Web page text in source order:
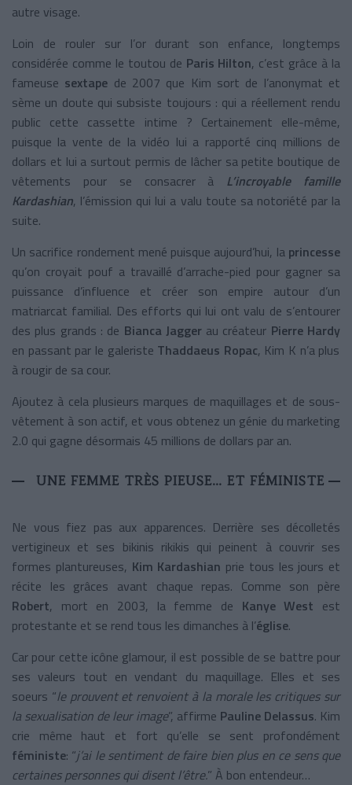
autre visage.
Loin de rouler sur l’or durant son enfance, longtemps
considérée comme le toutou de Paris Hilton, c’est grâce à la
fameuse sextape de 2007 que Kim sort de l’anonymat et
sème un doute qui subsiste toujours : qui a réellement rendu
public cette cassette intime ? Certainement elle-même,
puisque la vente de la vidéo lui a rapporté cinq millions de
dollars et lui a surtout permis de lâcher sa petite boutique de
vêtements pour se consacrer à L’incroyable famille
Kardashian, l’émission qui lui a valu toute sa notoriété par la
suite.
Un sacrifice rondement mené puisque aujourd’hui, la princesse
qu’on croyait pouf a travaillé d’arrache-pied pour gagner sa
puissance d’influence et créer son empire autour d’un
matriarcat familial. Des efforts qui lui ont valu de s’entourer
des plus grands : de Bianca Jagger au créateur Pierre Hardy
en passant par le galeriste Thaddaeus Ropac, Kim K n’a plus
à rougir de sa cour.
Ajoutez à cela plusieurs marques de maquillages et de sous-
vêtement à son actif, et vous obtenez un génie du marketing
2.0 qui gagne désormais 45 millions de dollars par an.
UNE FEMME TRÈS PIEUSE… ET FÉMINISTE
Ne vous fiez pas aux apparences. Derrière ses décolletés
vertigineux et ses bikinis rikikis qui peinent à couvrir ses
formes plantureuses, Kim Kardashian prie tous les jours et
récite les grâces avant chaque repas. Comme son père
Robert, mort en 2003, la femme de Kanye West est
protestante et se rend tous les dimanches à l’église.
Car pour cette icône glamour, il est possible de se battre pour
ses valeurs tout en vendant du maquillage. Elles et ses
soeurs “le prouvent et renvoient à la morale les critiques sur
la sexualisation de leur image”, affirme Pauline Delassus. Kim
crie même haut et fort qu’elle se sent profondément
féministe: “j’ai le sentiment de faire bien plus en ce sens que
certaines personnes qui disent l’être.” À bon entendeur…